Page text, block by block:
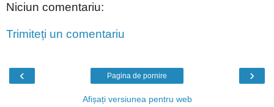
Niciun comentariu:
Trimiteți un comentariu
‹ ›
Pagina de pornire
Afișați versiunea pentru web